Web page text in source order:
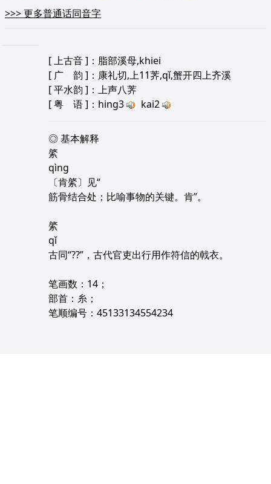
>>>更多普通话同音字
[上古音]：脂部溪母,khiei
[ 广 韵 ]：康礼切,上11荠,qǐ,蟹开四上齐溪
[平水韵 ]：上声八荠
[粤 语]：hing3 kai2
◎ 基本解释
綮
qìng
〔肯綮〕见“
筋骨结合处；比喻事物的关键。肯”。
綮
qǐ
古同“??”，古代官吏出行用作符信的戟衣。
笔画数：14；
部首：糸；
笔顺编号：45133134554234